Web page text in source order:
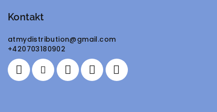
Kontakt
atmydistribution@gmail.com
+420703180902